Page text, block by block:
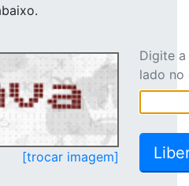
[trocar imagem]
Digite
lado no